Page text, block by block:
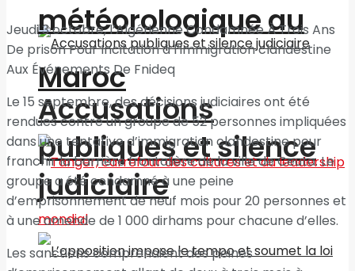
Accusations
publiques et silence
judiciaire
météorologique au
Maroc
Jeudi 3 octobre, l’Algérienne Condamnée À Trois Ans
De prison Pour Incitation à l’immigration clandestine
Aux Événements De Fnideq
Le 15 septembre, des décisions judiciaires ont été
rendues contre un groupe de 52 personnes impliquées
dans une tentative d’immigration clandestine pour
franchir la barrière frontalière de la ville de Ceuta. Le
groupe a été condamné à une peine
d’emprisonnement de neuf mois pour 20 personnes et
à une amende de 1 000 dirhams pour chacune d’elles.
Les sanctions comprenaient des peines